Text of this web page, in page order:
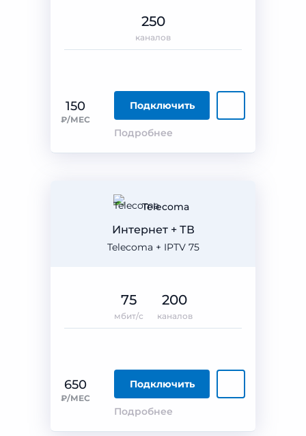
150
₽/МЕС
Подключить
Подробнее
250
каналов
Telecoma
Telecoma + IPTV 75
Интернет + ТВ
650
₽/МЕС
Подключить
Подробнее
75
мбит/с
200
каналов